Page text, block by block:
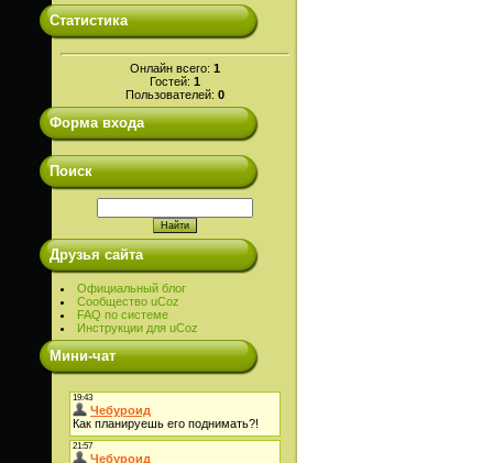
Статистика
Онлайн всего: 1
Гостей: 1
Пользователей: 0
Форма входа
Поиск
Друзья сайта
Официальный блог
Сообщество uCoz
FAQ по системе
Инструкции для uCoz
Мини-чат